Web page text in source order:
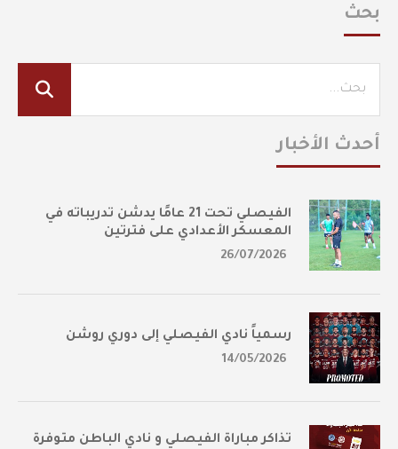
بحث
أحدث الأخبار
الفيصلي تحت 21 عامًا يدشن تدريباته في
المعسكر الأعدادي على فترتين
26/07/2026
رسمياً نادي الفيصلي إلى دوري روشن
14/05/2026
تذاكر مباراة الفيصلي و نادي الباطن متوفرة